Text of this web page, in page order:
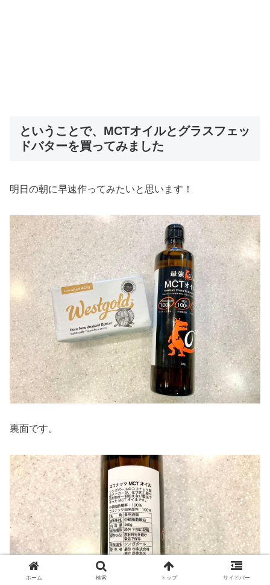
ということで、MCTオイルとグラスフェッ
ドバターを買ってみました
明日の朝に早速作ってみたいと思います！
裏面です。
ホーム 検索 トップ サイドバー